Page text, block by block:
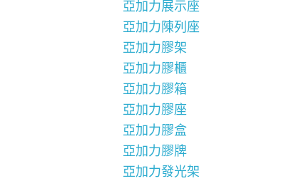
亞加力展示座
亞加力陳列座
亞加力膠架
亞加力膠櫃
亞加力膠箱
亞加力膠座
亞加力膠盒
亞加力膠牌
亞加力發光架